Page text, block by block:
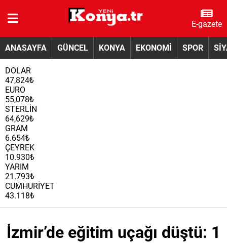
E-gazete
ANASAYFA GÜNCEL KONYA EKONOMİ SPOR
DOLAR
47,824₺
EURO
55,078₺
STERLİN
64,629₺
GRAM
6.654₺
ÇEYREK
10.930₺
YARIM
21.793₺
CUMHURİYET
43.118₺
İzmir’de eğitim uçağı düştü: 1